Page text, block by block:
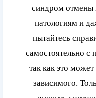
синдром отмены
патологиям и
пытайтесь
самостоятельно
так как это
зависимого.